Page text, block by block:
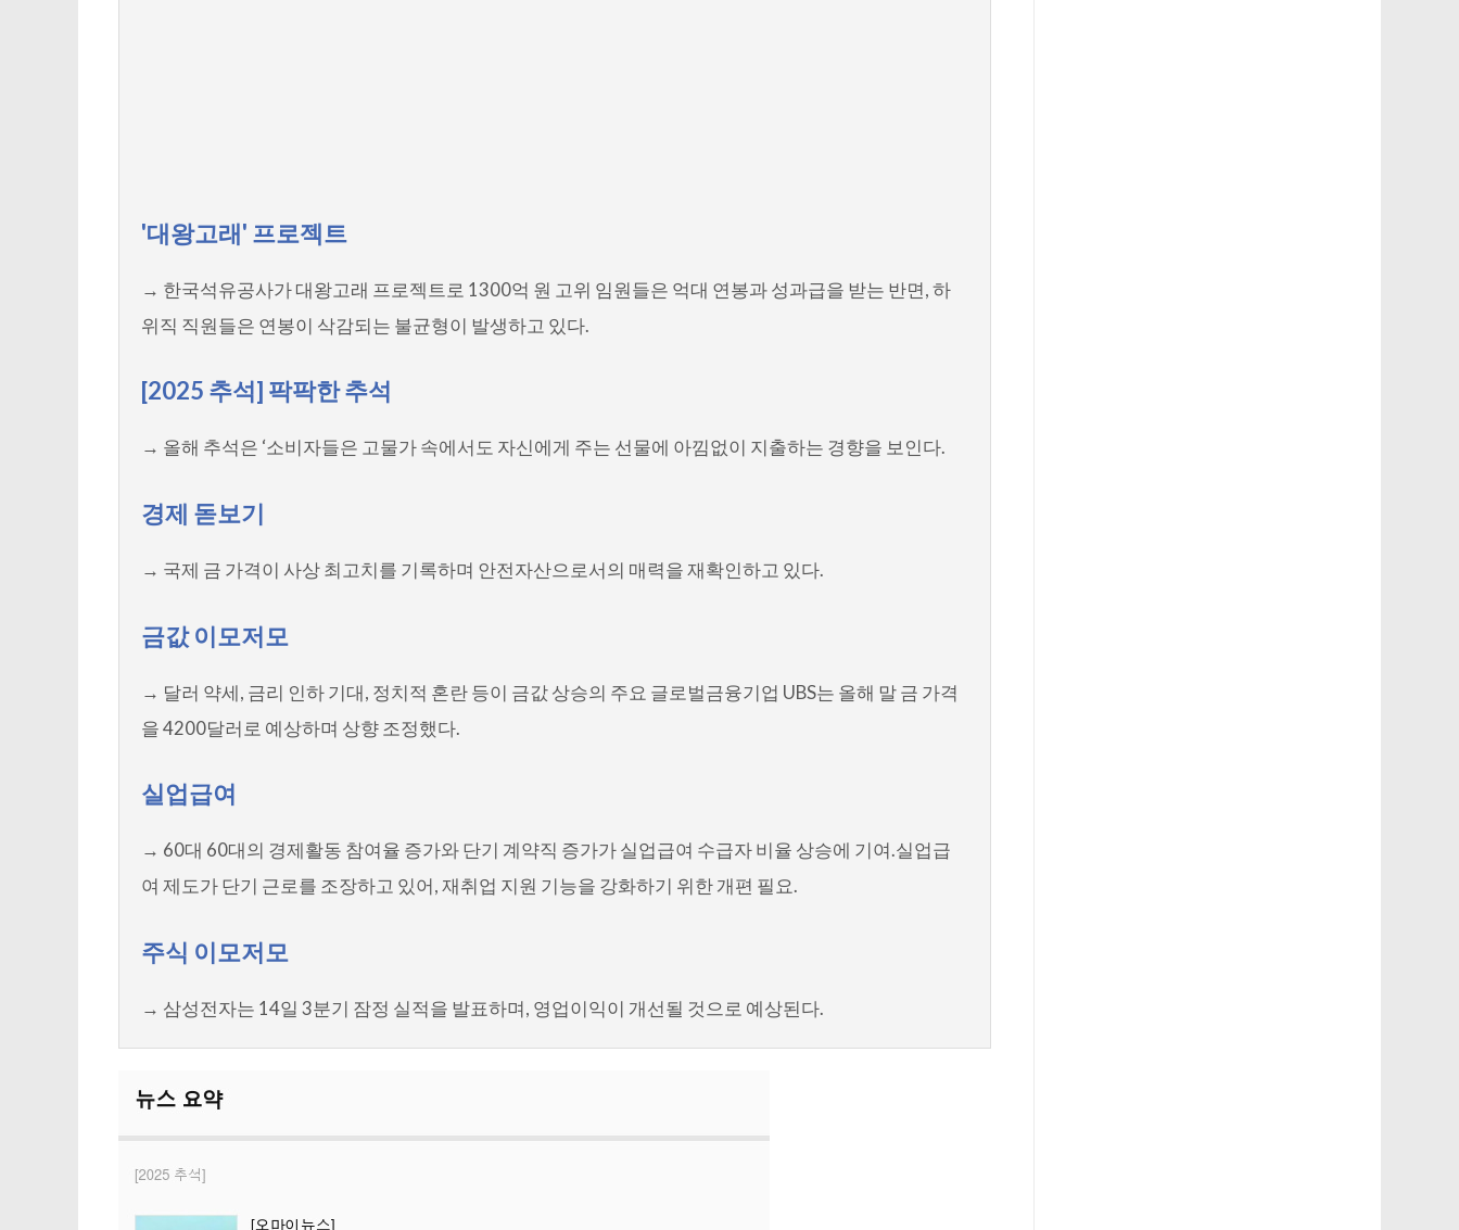
'대왕고래' 프로젝트
→ 한국석유공사가 대왕고래 프로젝트로 1300억 원 고위 임원들은 억대 연봉과 성과급을 받는 반면, 하
위직 직원들은 연봉이 삭감되는 불균형이 발생하고 있다.
[2025 추석] 팍팍한 추석
→ 올해 추석은 ‘소비자들은 고물가 속에서도 자신에게 주는 선물에 아낌없이 지출하는 경향을 보인다.
경제 돋보기
→ 국제 금 가격이 사상 최고치를 기록하며 안전자산으로서의 매력을 재확인하고 있다.
금값 이모저모
→ 달러 약세, 금리 인하 기대, 정치적 혼란 등이 금값 상승의 주요 글로벌금융기업 UBS는 올해 말 금 가격
을 4200달러로 예상하며 상향 조정했다.
실업급여
→ 60대 60대의 경제활동 참여율 증가와 단기 계약직 증가가 실업급여 수급자 비율 상승에 기여.실업급
여 제도가 단기 근로를 조장하고 있어, 재취업 지원 기능을 강화하기 위한 개편 필요.
주식 이모저모
→ 삼성전자는 14일 3분기 잠정 실적을 발표하며, 영업이익이 개선될 것으로 예상된다.